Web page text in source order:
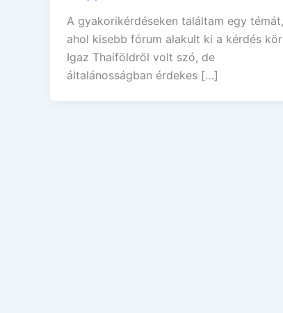
A gyakorikérdéseken találtam egy témát,
ahol kisebb fórum alakult ki a kérdés
Igaz Thaiföldről volt szó, de
általánosságban érdekes […]